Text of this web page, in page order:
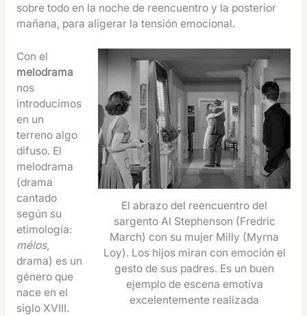
sobre todo en la noche de reencuentro y la posterior
mañana, para aligerar la tensión emocional.
El abrazo del reencuentro del
sargento Al Stephenson (Fredric
March) con su mujer Milly (Myrna
Loy). Los hijos miran con emoción el
gesto de sus padres. Es un buen
ejemplo de escena emotiva
excelentemente realizada
Con el
melodrama
nos
introducimos
en un
terreno algo
difuso. El
melodrama
(drama
cantado
según su
etimología:
mélos,
drama) es un
género que
nace en el
siglo XVIII.